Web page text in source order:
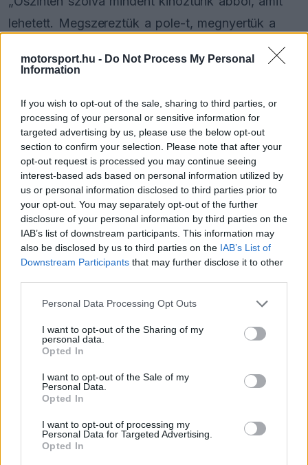
motorsport.hu - Do Not Process My Personal
Information
If you wish to opt-out of the sale, sharing to third parties, or
processing of your personal or sensitive information for
targeted advertising by us, please use the below opt-out
section to confirm your selection. Please note that after your
opt-out request is processed you may continue seeing
interest-based ads based on personal information utilized by
us or personal information disclosed to third parties prior to
your opt-out. You may separately opt-out of the further
disclosure of your personal information by third parties on the
IAB’s list of downstream participants. This information may
also be disclosed by us to third parties on the IAB’s List of
Downstream Participants that may further disclose it to other
Please note that this website/app uses one or more Google
not limited to your visit or usage behaviour. You may click to
grant or deny consent to Google and its third-party tags to
use your data for below specified purposes in below Google
consent section.
Personal Data Processing Opt Outs
I want to opt-out of the Sharing of my
personal data.
Opted In
I want to opt-out of the Sale of my
Personal Data.
Opted In
I want to opt-out of processing my
Personal Data for Targeted Advertising.
Opted In
lehetett. Megszereztük a pole-t, megnyertük a
versenyt, és erős volt a tempónk, szóval nem
érzem úgy, hogy bármit is máshogy kellett volna
is, hogyan bonyolította a képletet Piastri eltérő
gumistratégiája.
EZEKET IS AJÁNLJUK
FORMA-1
Döbbenetes adatgyűjtéssel
döntött a Ferrari Sainz és Ricciardo
között
FORMA-1
A McLaren korábbi szerelője
kitálalt Hamilton F1-es
debütálásáról
feltámadását